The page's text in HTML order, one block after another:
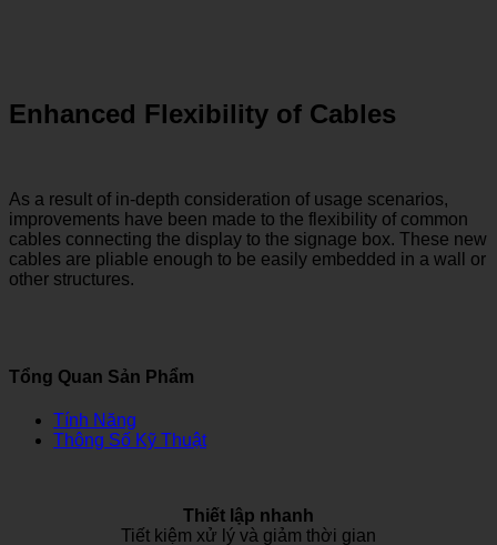
Enhanced Flexibility of Cables
As a result of in-depth consideration of usage scenarios,
improvements have been made to the flexibility of common
cables connecting the display to the signage box. These new
cables are pliable enough to be easily embedded in a wall or
other structures.
Tổng Quan Sản Phẩm
Tính Năng
Thông Số Kỹ Thuật
Thiết lập nhanh
Tiết kiệm xử lý và giảm thời gian